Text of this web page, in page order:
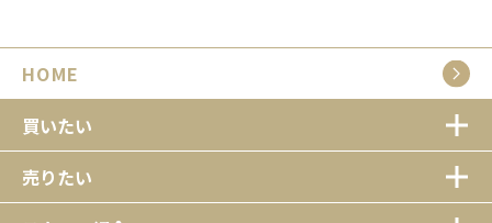
HOME
買いたい
売りたい